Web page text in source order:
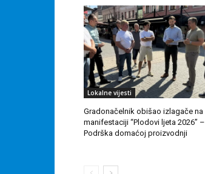
Lokalne vijesti
Gradonačelnik obišao izlagače na
manifestaciji “Plodovi ljeta 2026” –
Podrška domaćoj proizvodnji